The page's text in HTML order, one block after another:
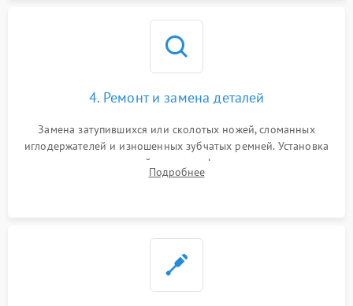
4. Ремонт и замена деталей
Замена затупившихся или сколотых ножей, сломанных
иглодержателей и изношенных зубчатых ремней. Установка
новых петлителей взамен деформированных.
Восстановление контактов в педали и цепях
Подробнее